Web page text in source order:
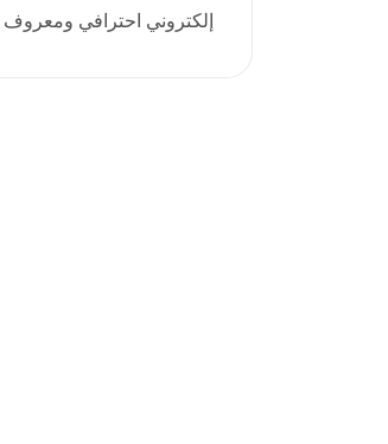
إلكتروني احترافي ومعروف